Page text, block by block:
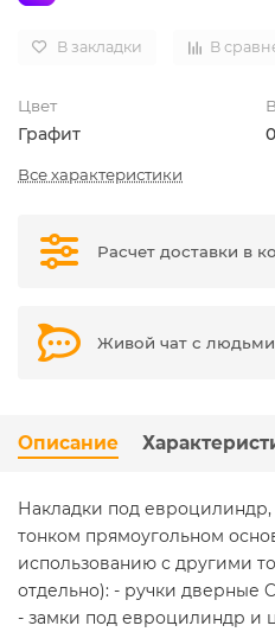
В закладки В
Цвет
Графит
Все характеристики
Расчет доставки в
Живой чат с людьми
Описание
Накладки под
тонком прямоугольном
использованию с другими
отдельно): - ручки дверные
- замки под евроцилиндр и